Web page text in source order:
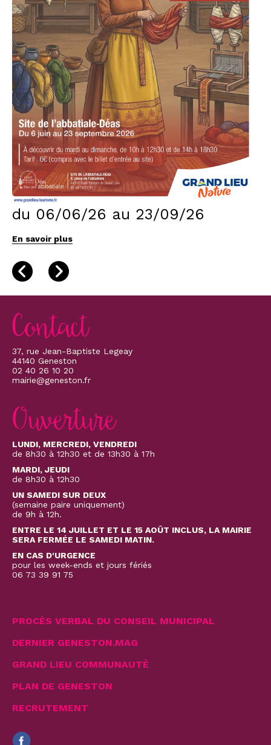
du 06/06/26 au 23/09/26
En savoir plus
Contact
37, rue Jean-Baptiste Legeay
44140 Geneston
02 40 26 10 20
mairie@geneston.fr
Ouverture
LUNDI, MERCREDI, VENDREDI
de 8h30 à 12h30 et de 13h30 à 17h
MARDI, JEUDI
de 8h30 à 12h30
UN SAMEDI SUR DEUX
(semaine paire uniquement)
de 9h à 12h.
ENTRE LE 14 JUILLET ET LE 15 AOÛT INCLUS, LA MAIRIE
SERA FERMÉE LE SAMEDI MATIN.
EN CAS D'URGENCE
pour les week-ends et jours fériés
06 73 39 91 75
PROCÈS VERBAL DU CONSEIL MUNICIPAL
DERNIER GENESTON.MAG
GRAND LIEU COMMUNAUTÉ
PLAN DE GENESTON
RECRUTEMENT